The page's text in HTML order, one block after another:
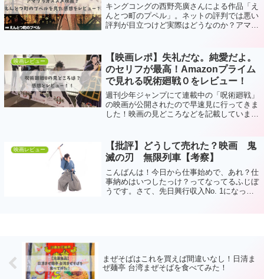
キングコングの西野亮廣さんによる作品「え
んとつ町のプペル」。ネットの評判では悪い
評判が目立つけど実際はどうなのか？アマプ
映画レビュー
【映画レポ】失礼だな。純愛だよ。
のセリフが最高！Amazonプライム
で見れる呪術廻戦０をレビュー！
週刊少年ジャンプにて連載中の「呪術廻戦」
の映画が公開されたので早速見に行ってきま
した！映画の見どころなどを記載していま
映画レビュー
【批評】どうして売れた？映画 鬼
滅の刃 無限列車【考察】
こんばんは！今日から仕事始めで、あれ？仕
事納めはいつしたっけ？ってなってるふじぼ
うです。さて、先日興行収入No. 1になった
まぜそばはこれを買えば間違いなし！日清ま
ぜ麺亭 台湾まぜそばを食べてみた！